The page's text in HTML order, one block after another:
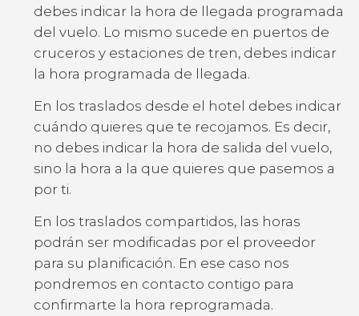
debes indicar la hora de llegada programada
del vuelo. Lo mismo sucede en puertos de
cruceros y estaciones de tren, debes indicar
la hora programada de llegada.
En los traslados desde el hotel debes indicar
cuándo quieres que te recojamos. Es decir,
no debes indicar la hora de salida del vuelo,
sino la hora a la que quieres que pasemos a
por ti.
En los traslados compartidos, las horas
podrán ser modificadas por el proveedor
para su planificación. En ese caso nos
pondremos en contacto contigo para
confirmarte la hora reprogramada.